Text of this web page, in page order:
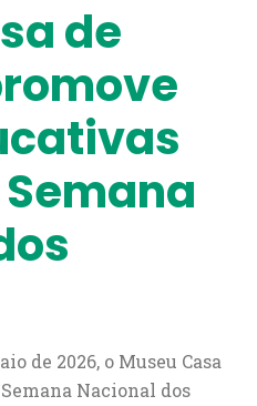
de
de 2026, o Museu Casa
Nacional dos